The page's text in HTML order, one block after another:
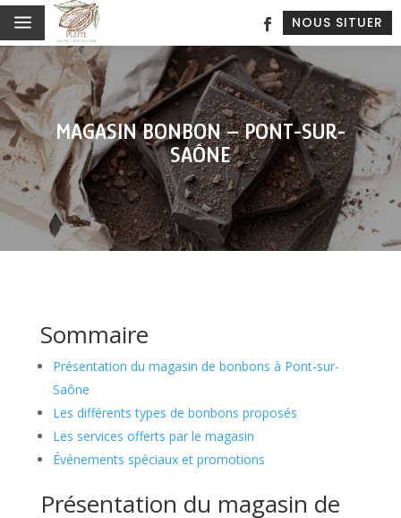
a NOUS SITUER
MAGASIN BONBON – PONT-SUR-
SAÔNE
Sommaire
Présentation du magasin de bonbons à Pont-sur-
Saône
Les différents types de bonbons proposés
Les services offerts par le magasin
Événements spéciaux et promotions
Présentation du magasin de